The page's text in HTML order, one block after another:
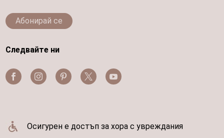
Абонирай се
Следвайте ни
Осигурен е достъп за хора с увреждания